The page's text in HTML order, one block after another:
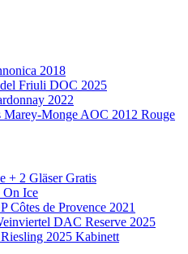
2018
Friuli DOC 2025
2022
Marey-Monge AOC 2012 Rouge
+ 2 Gläser Gratis
On Ice
Côtes de Provence 2021
DAC Reserve 2025
2025 Kabinett